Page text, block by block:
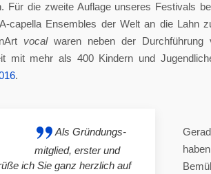
Für die zweite Auflage unseres Festivals
capella Ensembles der Welt an die Lahn
vocalwaren neben der Durchführung
mit mehr als 400 Kindern und
.
Als Gründungs-
mitglied, erster und
ich Sie ganz herzlich auf